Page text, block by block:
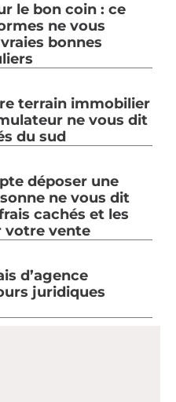
le bon coin : ce
ne vous
bonnes
terrain immobilier
ne vous dit
du sud
déposer une
ne vous dit
cachés et les
votre vente
d’agence
juridiques